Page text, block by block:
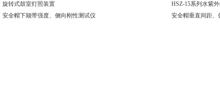
​旋转式鼓室灯照装置
HSZ-15系列水紫
安全帽下颏带强度、侧向刚性测试仪
安全帽垂直间距、